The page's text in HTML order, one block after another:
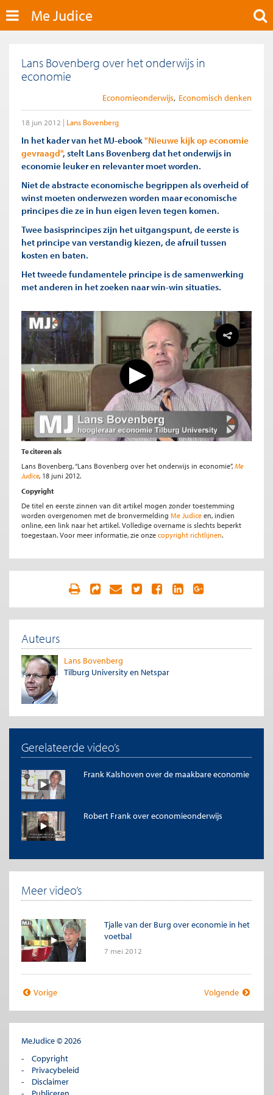
Me Judice
Lans Bovenberg over het onderwijs in
economie
Economieonderwijs Economisch denken
18 jun 2012 Lans Bovenberg
In het kader van het MJ-ebook"Nieuwe kijk op economie
gevraagd", stelt Lans Bovenberg dat het onderwijs in
economie leuker en relevanter moet worden.
Niet de abstracte economische begrippen als overheid of
winst moeten onderwezen worden maar economische
principes die ze in hun eigen leven tegen komen.
Twee basisprincipes zijn het uitgangspunt, de eerste is
het principe van verstandig kiezen, de afruil tussen
kosten en baten.
Het tweede fundamentele principe is de samenwerking
met anderen in het zoeken naar win-win situaties.
Te citeren als
Lans Bovenberg, “Lans Bovenberg over het onderwijs in economie”, Me
Judice, 18 juni 2012.
Copyright
De titel en eerste zinnen van dit artikel mogen zonder toestemming
worden overgenomen met de bronvermelding Me Judice en, indien
online, een link naar het artikel. Volledige overname is slechts beperkt
toegestaan. Voor meer informatie, zie onze copyright richtlijnen.
Auteurs
Lans Bovenberg
Tilburg University en Netspar
Gerelateerde video’s
Frank Kalshoven over de maakbare economie
Robert Frank over economieonderwijs
Meer video’s
Tjalle van der Burg over economie in het
voetbal
7 mei 2012
Vorige Volgende
MeJudice © 2026
Copyright
Privacybeleid
Disclaimer